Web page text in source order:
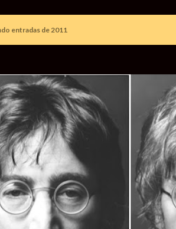
entradas de 2011